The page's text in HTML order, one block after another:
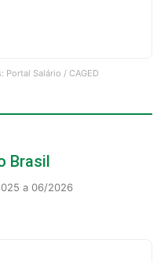
Portal Salário / CAGED
Brasil
a 06/2026